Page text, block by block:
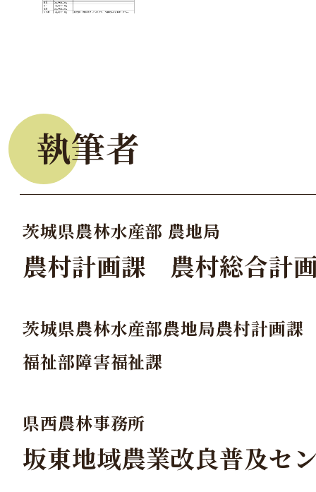
執筆者
茨城県農林水産部 農地局
農村計画課 農村総合計
茨城県農林水産部農地局農村計画課
福祉部障害福祉課
県西農林事務所
坂東地域農業改良普及セ